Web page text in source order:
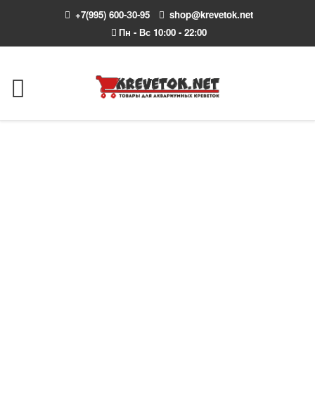
+7(995) 600-З0-95
shop@krevetok.net
Пн - Вс 10:00 - 22:00